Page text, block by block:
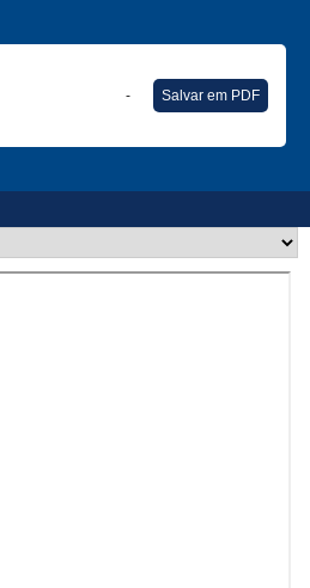
- Salvar em PDF